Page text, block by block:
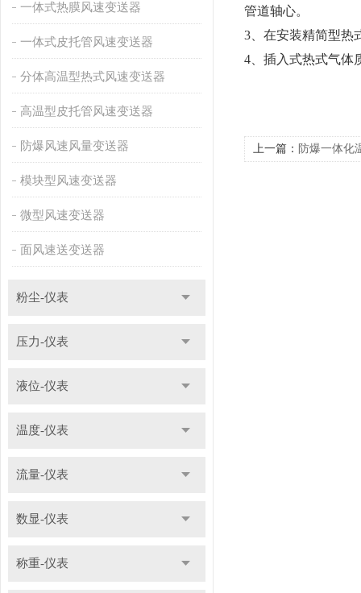
一体式热膜风速变送器
一体式皮托管风速变送器
分体高温型热式风速变送器
高温型皮托管风速变送器
防爆风速风量变送器
模块型风速变送器
微型风速变送器
面风速送变送器
粉尘-仪表
压力-仪表
液位-仪表
温度-仪表
流量-仪表
数显-仪表
称重-仪表
管道轴心。
3、 在安装精简型热
4、插入式热式气体
上一篇： 防爆一体化